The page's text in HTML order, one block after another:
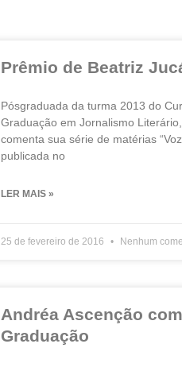
Prêmio de Beatriz
Pósgraduada da turma 2013 do
Graduação em Jornalismo
comenta sua série de matérias
publicada no
LER MAIS »
25 de fevereiro de 2016 Nenhum
Andréa Ascenção
Graduação